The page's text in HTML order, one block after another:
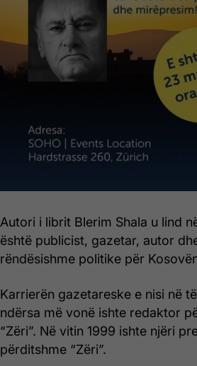
Autori i librit Blerim Shala u lind
është publicist, gazetar, autor
rëndësishme politike për
Karrierën gazetareske e nisi në
ndërsa më vonë ishte redaktor
“Zëri”. Në vitin 1999 ishte njëri
përditshme “Zëri”.